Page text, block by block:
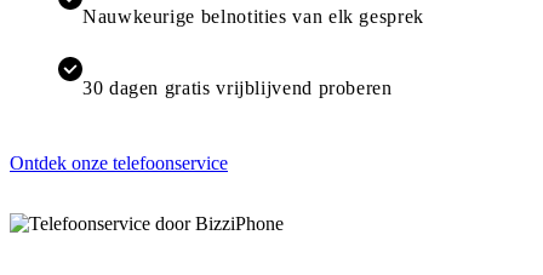
Nauwkeurige belnotities van elk gesprek
30 dagen gratis vrijblijvend proberen
Ontdek onze telefoonservice